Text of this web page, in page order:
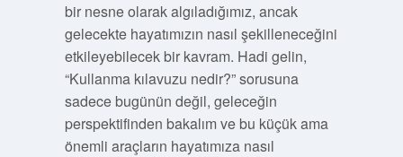
bir nesne olarak algıladığımız, ancak
gelecekte hayatımızın nasıl şekilleneceğini
etkileyebilecek bir kavram. Hadi gelin,
“Kullanma kılavuzu nedir?” sorusuna
sadece bugünün değil, geleceğin
perspektifinden bakalım ve bu küçük ama
önemli araçların hayatımıza nasıl